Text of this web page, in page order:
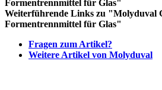
Formentrennmittel für Glas"
Weiterführende Links zu "Molyduval
Formentrennmittel für Glas"
Fragen zum Artikel?
Weitere Artikel von Molyduval